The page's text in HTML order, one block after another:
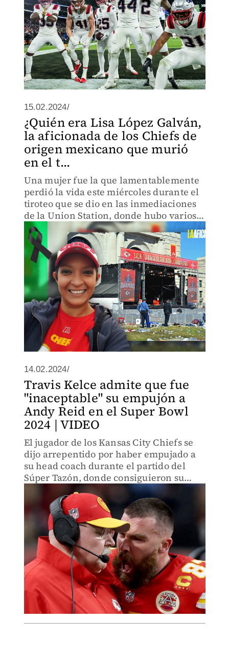
15.02.2024/
¿Quién era Lisa López Galván,
la aficionada de los Chiefs de
origen mexicano que murió
en el t...
Una mujer fue la que lamentablemente
perdió la vida este miércoles durante el
tiroteo que se dio en las inmediaciones
de la Union Station, donde hubo varios
heridos.
14.02.2024/
Travis Kelce admite que fue
"inaceptable" su empujón a
Andy Reid en el Super Bowl
2024 | VIDEO
El jugador de los Kansas City Chiefs se
dijo arrepentido por haber empujado a
su head coach durante el partido del
Súper Tazón, donde consiguieron su
cuarto título.